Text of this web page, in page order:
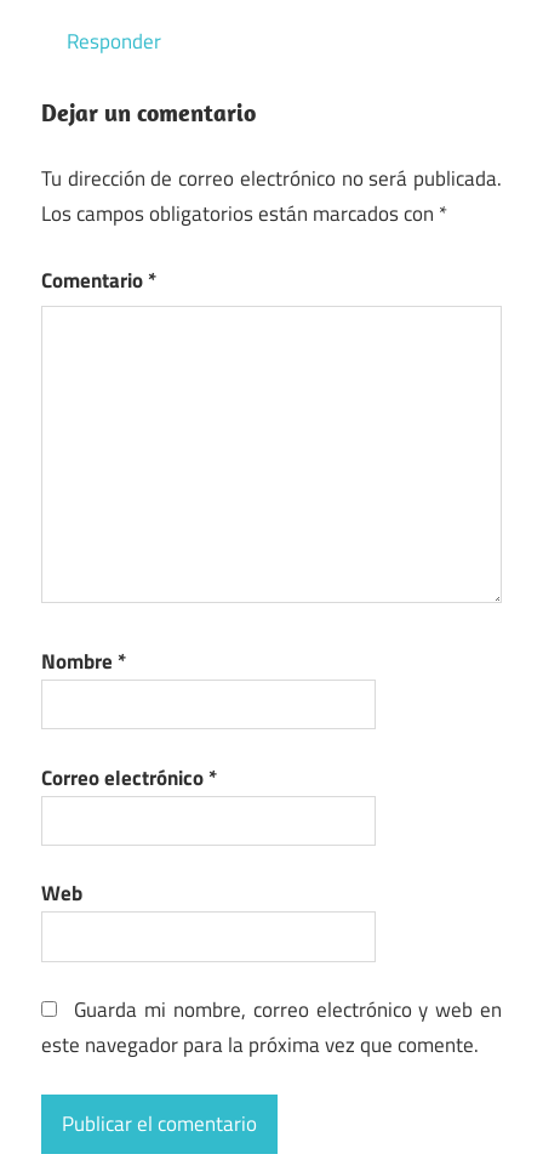
Responder
Dejar un comentario
Tu dirección de correo electrónico no será publicada.
Los campos obligatorios están marcados con *
Comentario*
Nombre *
Correo electrónico*
Web
Guarda mi nombre, correo electrónico y web en
este navegador para la próxima vez que comente.